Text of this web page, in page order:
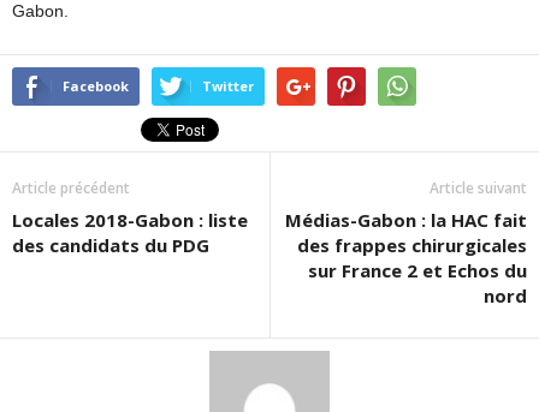
Gabon.
Facebook Twitter
Article précédent
Locales 2018-Gabon : liste
des candidats du PDG
Article suivant
Médias-Gabon : la HAC fait
des frappes chirurgicales
sur France 2 et Echos du
nord